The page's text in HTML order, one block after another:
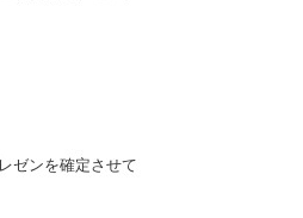
ゼンを確定させて